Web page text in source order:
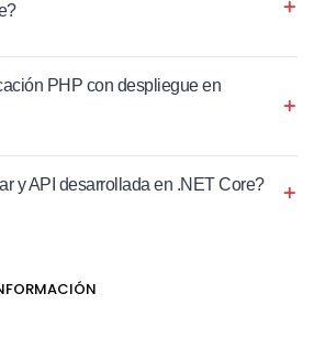
PHP con despliegue en
y API desarrollada en .NET Core?